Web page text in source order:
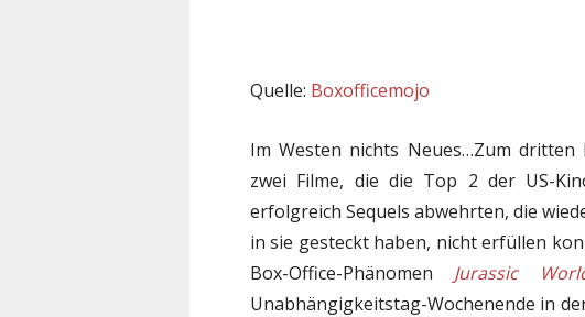
Quelle: Boxofficemojo
Im Westen nichts Neues…Zum
zwei Filme, die die Top 2 der US-
erfolgreich Sequels abwehrten, die
in sie gesteckt haben, nicht erfüllen
Box-Office-Phänomen Jurassic
Unabhängigkeitstag-Wochenende in